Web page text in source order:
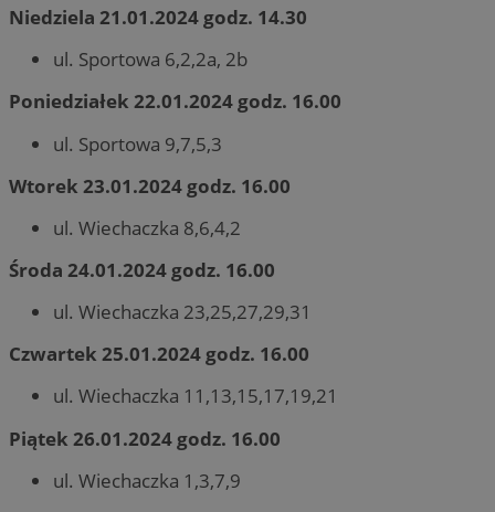
Niedziela 21.01.2024 godz. 14.30
ul. Sportowa 6,2,2a, 2b
Poniedziałek 22.01.2024 godz. 16.00
ul. Sportowa 9,7,5,3
Wtorek 23.01.2024 godz. 16.00
ul. Wiechaczka 8,6,4,2
Środa 24.01.2024 godz. 16.00
ul. Wiechaczka 23,25,27,29,31
Czwartek 25.01.2024 godz. 16.00
ul. Wiechaczka 11,13,15,17,19,21
Piątek 26.01.2024 godz. 16.00
ul. Wiechaczka 1,3,7,9